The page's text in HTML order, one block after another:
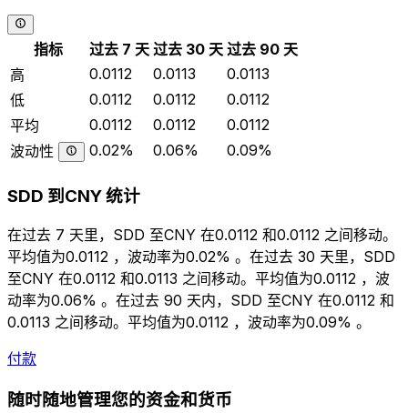
指标 过去 7 天 过去 30 天 过去 90 天
高
0.0112 0.0113
0.0113
低
0.0112 0.0112
0.0112
平均
0.0112 0.0112
0.0112
波动性
0.02% 0.06% 0.09%
SDD 到CNY 统计
在过去 7 天里，SDD 至CNY 在0.0112 和0.0112 之间移动。
平均值为0.0112 ，波动率为0.02% 。在过去 30 天里，SDD
至CNY 在0.0112 和0.0113 之间移动。平均值为0.0112 ，波
动率为0.06% 。在过去 90 天内，SDD 至CNY 在0.0112 和
0.0113 之间移动。平均值为0.0112 ，波动率为0.09% 。
付款
随时随地管理您的资金和货币